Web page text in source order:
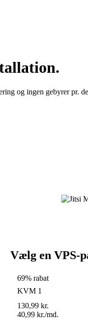
og ingen gebyrer pr.
Vælg en VPS-
69% rabat
KVM 1
130,99 kr.
40,99 kr./md.